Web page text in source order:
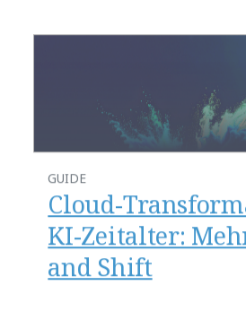
GUIDE
Cloud-
KI-Zeitalter:
and Shift